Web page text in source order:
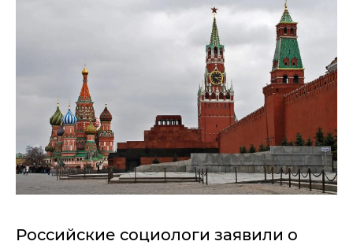
Российские социологи заявили о